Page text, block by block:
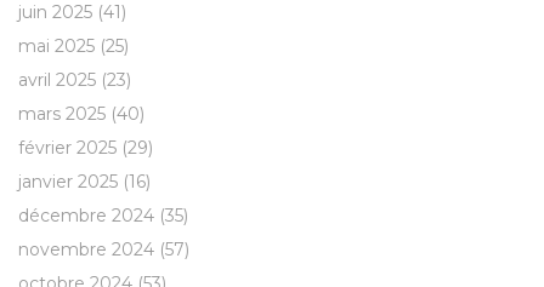
juin 2025 (41)
mai 2025 (25)
avril 2025 (23)
mars 2025 (40)
février 2025 (29)
janvier 2025 (16)
décembre 2024 (35)
novembre 2024 (57)